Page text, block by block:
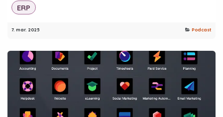
ERP
7. mar. 2025 Podcast